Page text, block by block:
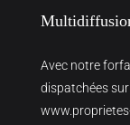
Avec notre
dispatchées